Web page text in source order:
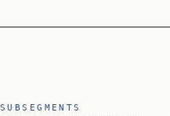
SUBSEGMENTS